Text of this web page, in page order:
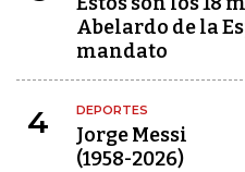
Abelardo de la
mandato
4 DEPORTES
Jorge Messi
(1958-2026)